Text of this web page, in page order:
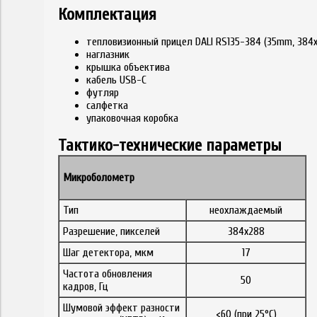
Комплектация
тепловизионный прицел DALI RS135-384 (35mm,
наглазник
крышка объектива
кабель USB-C
футляр
салфетка
упаковочная коробка
Тактико-технические параметры
Микроболометр
Тип
неохлаждаемый
Разрешение, пикселей
384x288
Шаг детектора, мкм
17
Частота обновления
кадров, Гц
50
Шумовой эффект разности
<60 (при 25°C)